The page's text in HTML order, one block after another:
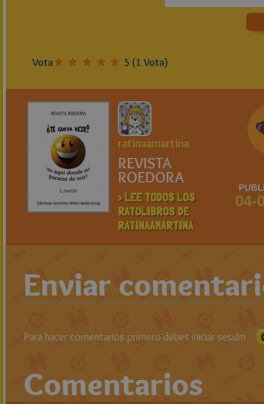
Vota 5 (1 Vota)
ratinaamartina
REVISTA
ROEDORA
> LEE TODOS LOS
RATOLIBROS DE
RATINAAMARTINA
04-
Enviar
Para hacer comentarios primero debes iniciar sesión
Comentarios